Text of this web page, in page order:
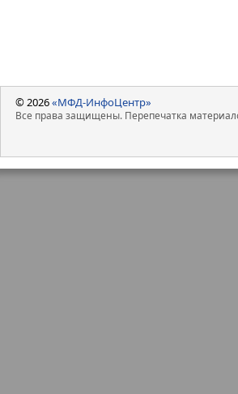
© 2026«МФД-ИнфоЦентр»
Все права защищены. Перепечатка